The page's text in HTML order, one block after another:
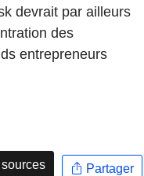
devrait par ailleurs
des
entrepreneurs
Partager